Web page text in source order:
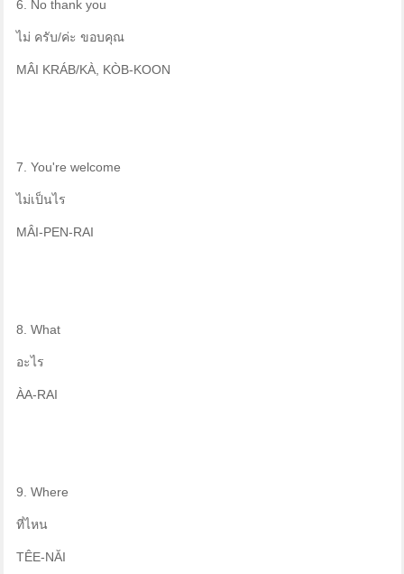
6. No thank you
ไม่ ครับ/ค่ะ ขอบคุณ
MÂI KRÁB/KÀ, KÒB-KOON
7. You're welcome
ไม่เป็นไร
MÂI-PEN-RAI
8. What
อะไร
ÀA-RAI
9. Where
ที่ไหน
TÊE-NĂI